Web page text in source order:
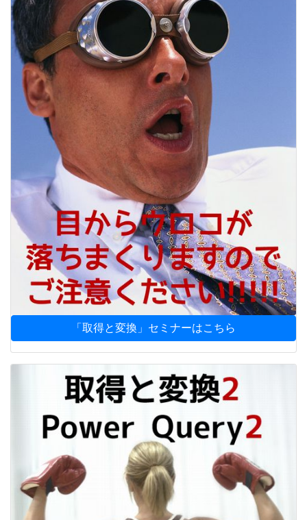
「取得と変換」セミナーはこちら